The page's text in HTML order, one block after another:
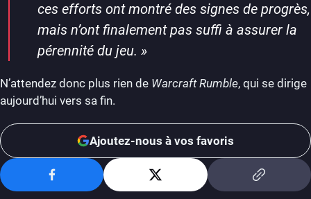
ces efforts ont montré des signes de progrès,
mais n’ont finalement pas suffi à assurer la
pérennité du jeu. »
N’attendez donc plus rien de Warcraft Rumble, qui se dirige
aujourd’hui vers sa fin.
Ajoutez-nous à vos favoris